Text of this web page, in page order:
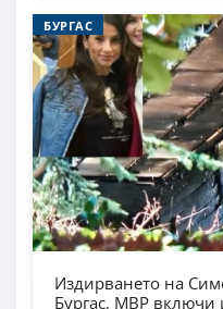
БУРГАС
Издирването на
Бургас. МВР включи